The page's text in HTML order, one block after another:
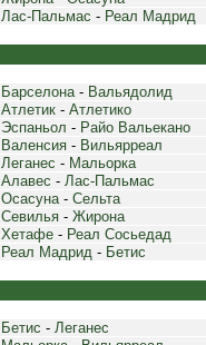
Лас-Пальмас - Реал Мадрид
Барселона- Вальядолид
Атлетик - Атлетико
Эспаньол - Райо Вальекано
Валенсия - Вильярреал
Леганес - Мальорка
Алавес - Лас-Пальмас
Осасуна- Сельта
Севилья - Жирона
Хетафе - Реал Сосьедад
Реал Мадрид - Бетис
Бетис - Леганес